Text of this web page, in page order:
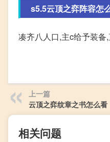
s5.5云顶之弈阵容怎
凑齐八人口,主c给予装
上一篇
云顶之弈纹章之书怎么看
相关问题